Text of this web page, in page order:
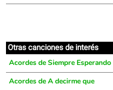
Otras canciones de interés
Acordes de Siempre Esperando
Acordes de A decirme que